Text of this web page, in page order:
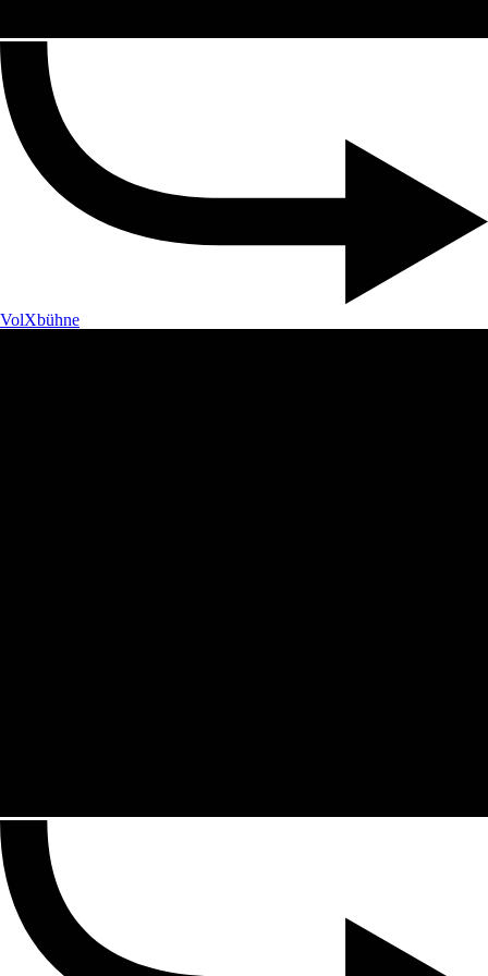
VolXbühne